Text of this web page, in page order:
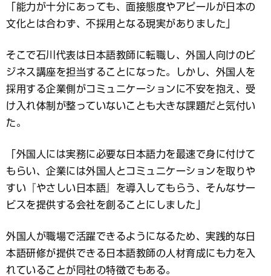
「能力が十分にあっても、面接態度やアピールが日本の
文化とは合わず、不採用となる現実がありました」
そこで石川代表は日本語教師に転職し、外国人向けのビ
ジネス講座を担当することになった。しかし、外国人を
採用する企業側がコミュニケーションに不安を抱え、受
け入れ体制が整っていないことも大きな課題だと気付い
た。
「外国人には実務に必要な日本語力を最速で身に付けて
もらい、企業には外国人とコミュニケーションを取りや
すい『やさしい日本語』を導入してもらう、そんなサー
ビスを提供する会社を創ることにしました」
外国人が職場で活躍できるようになるため、実践的な日
本語研修が提供できる日本語教師の人材育成にも力を入
れていることが同社の特徴でもある。